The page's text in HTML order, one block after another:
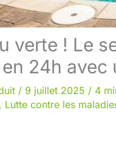
verte ! Le
24h avec
/ 9 juillet 2025 / 4
, Lutte contre les